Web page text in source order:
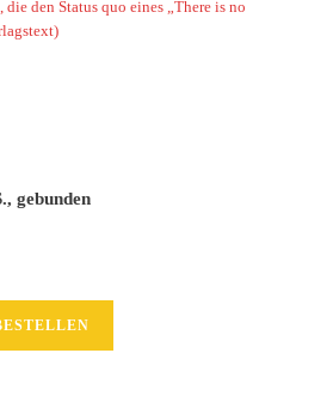
den Status quo eines „There is no
gebunden